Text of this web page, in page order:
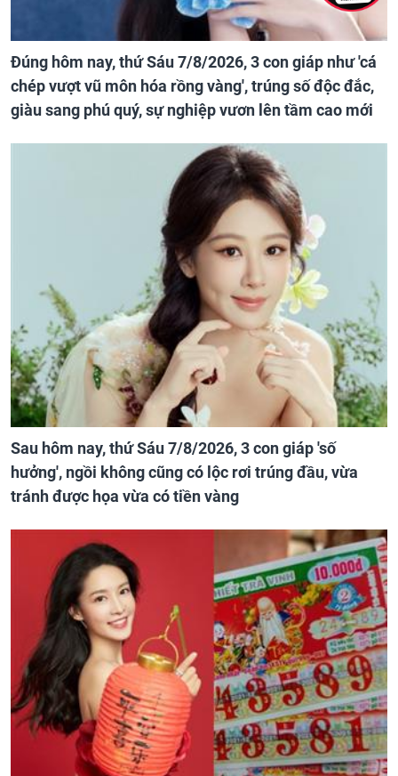
Đúng hôm nay, thứ Sáu 7/8/2026, 3 con giáp như 'cá
chép vượt vũ môn hóa rồng vàng', trúng số độc đắc,
giàu sang phú quý, sự nghiệp vươn lên tầm cao mới
Sau hôm nay, thứ Sáu 7/8/2026, 3 con giáp 'số
hưởng', ngồi không cũng có lộc rơi trúng đầu, vừa
tránh được họa vừa có tiền vàng